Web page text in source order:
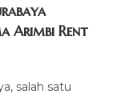
Arimbi Rent
salah satu